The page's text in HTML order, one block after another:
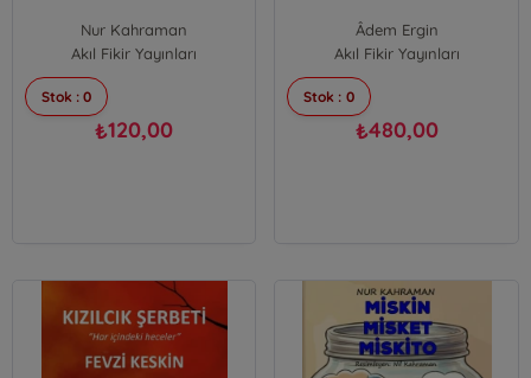
Nur Kahraman
Akıl Fikir Yayınları
Stok : 0
₺120,00
Âdem Ergin
Akıl Fikir Yayınları
Stok : 0
₺480,00